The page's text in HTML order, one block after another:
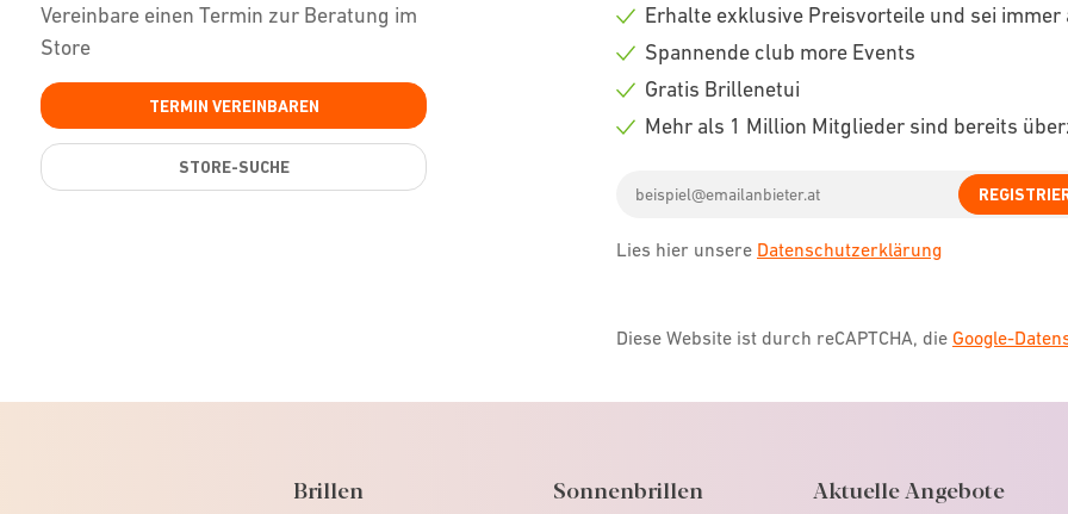
Vereinbare einen Termin zur Beratung im
Store
TERMIN VEREINBAREN
STORE-SUCHE
Check
Erhalte exklusive Preisvorteile und sei
Check
Spannende club more Events
Check
Gratis Brillenetui
Mehr als 1 Million Mitglieder sind bereits
address
Lies hier unsere Datenschutzerklärung
Diese Website ist durch reCAPTCHA, die Google-
Brillen Sonnenbrillen Aktuelle Angebote